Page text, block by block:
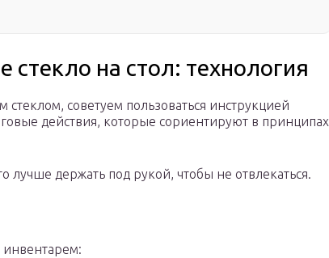
стекло на стол: технология
советуем пользоваться инструкцией
действия, которые сориентируют в принципах
лучше держать под рукой, чтобы не отвлекаться.
инвентарем: